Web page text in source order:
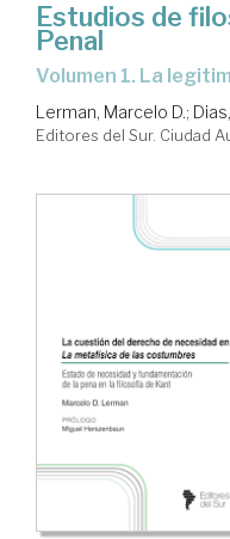
Estudios de
Penal
Volumen 1. La
Lerman, Marcelo D.;
Editores del Sur. Ciudad